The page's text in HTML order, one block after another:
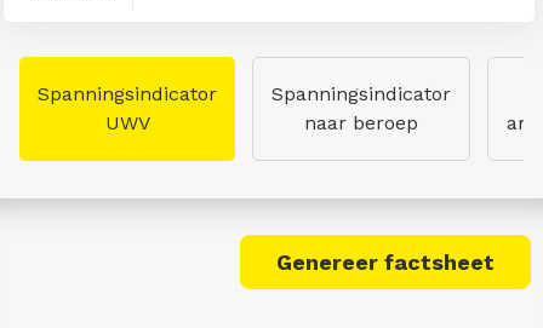
Spanningsindicator
UWV
Spanningsindicator
naar beroep
Genereer factsheet